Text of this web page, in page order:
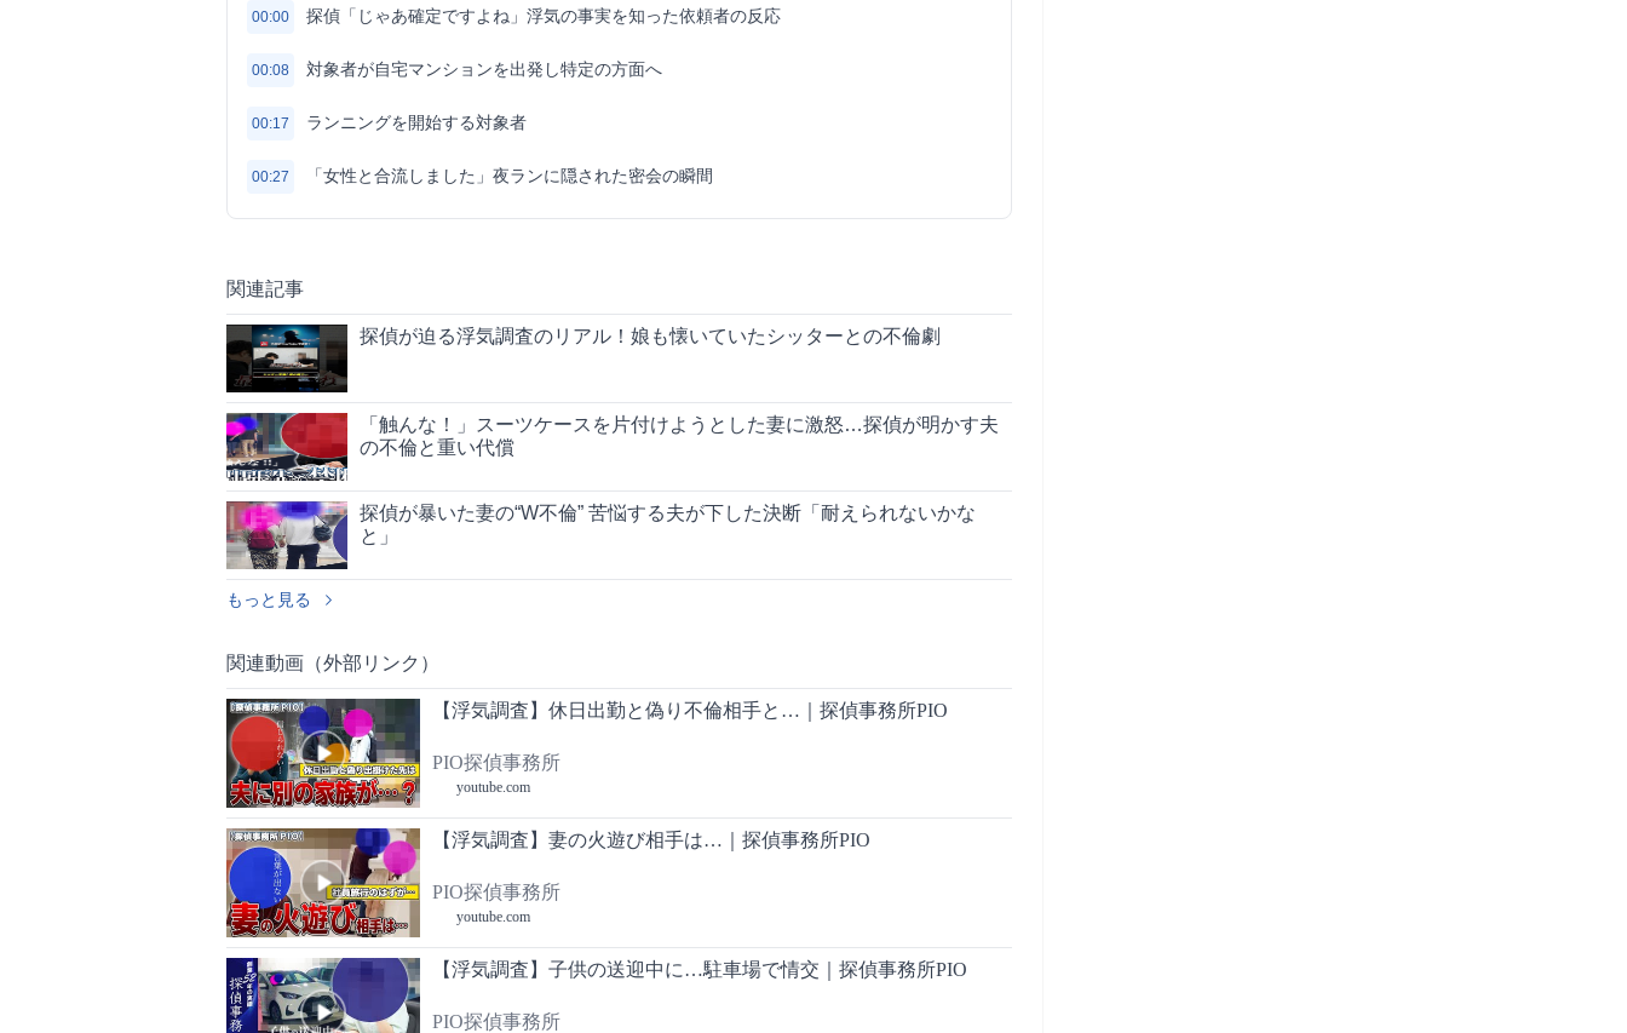
00:00 探偵「じゃあ確定ですよね」浮気の事実を知った依頼者の反応
00:08 対象者が自宅マンションを出発し特定の方面へ
00:17 ランニングを開始する対象者
00:27 「女性と合流しました」夜ランに隠された密会の瞬間
関連記事
探偵が迫る浮気調査のリアル！娘も懐いていたシッターとの不倫劇
「触んな！」スーツケースを片付けようとした妻に激怒…探偵が明かす夫
の不倫と重い代償
探偵が暴いた妻の“W不倫” 苦悩する夫が下した決断「耐えられないかな
と」
もっと見る
関連動画（外部リンク）
【浮気調査】休日出勤と偽り不倫相手と…｜探偵事務所PIO
PIO探偵事務所
youtube.com
【浮気調査】妻の火遊び相手は…｜探偵事務所PIO
PIO探偵事務所
youtube.com
【浮気調査】子供の送迎中に…駐車場で情交｜探偵事務所PIO
PIO探偵事務所